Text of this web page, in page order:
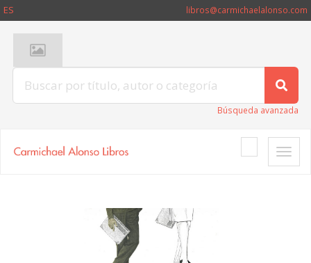
ES libros@carmichaelalonso.com
Búsqueda avanzada
Toggle